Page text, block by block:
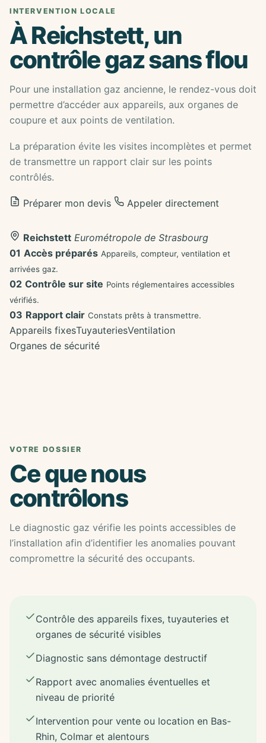
INTERVENTION LOCALE
À Reichstett, un
contrôle gaz sans flou
Pour une installation gaz ancienne, le rendez-vous doit
permettre d’accéder aux appareils, aux organes de
coupure et aux points de ventilation.
La préparation évite les visites incomplètes et permet
de transmettre un rapport clair sur les points
contrôlés.
Préparer mon devis Appeler directement
Reichstett Eurométropole de Strasbourg
01 Accès préparés Appareils, compteur, ventilation et
arrivées gaz.
02 Contrôle sur site Points réglementaires accessibles
vérifiés.
03 Rapport clair Constats prêts à transmettre.
Appareils fixesTuyauteriesVentilation
Organes de sécurité
VOTRE DOSSIER
Ce que nous
contrôlons
Le diagnostic gaz vérifie les points accessibles de
l’installation afin d’identifier les anomalies pouvant
compromettre la sécurité des occupants.
Contrôle des appareils fixes, tuyauteries et
organes de sécurité visibles
Diagnostic sans démontage destructif
Rapport avec anomalies éventuelles et
niveau de priorité
Intervention pour vente ou location en Bas-
Rhin, Colmar et alentours